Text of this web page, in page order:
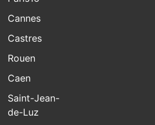
Cannes
Castres
Rouen
Caen
Saint-Jean-
de-Luz